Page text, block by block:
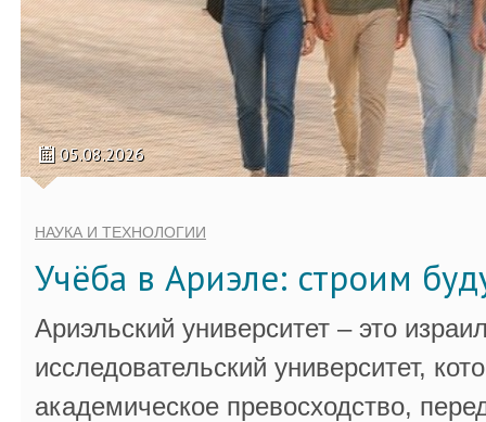
05.08.2026
НАУКА И ТЕХНОЛОГИИ
Учёба в Ариэле: строим
Ариэльский университет – это
исследовательский университет,
академическое превосходство,